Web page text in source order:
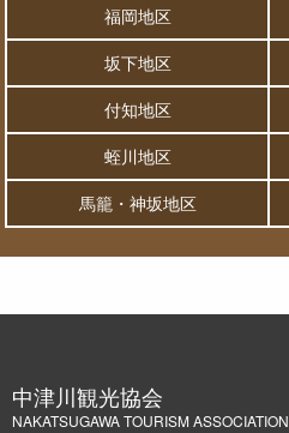
福岡地区
坂下地区
付知地区
蛭川地区
馬籠・神坂地区
中津川観光協会
NAKATSUGAWA TOURISM ASSOCIATION